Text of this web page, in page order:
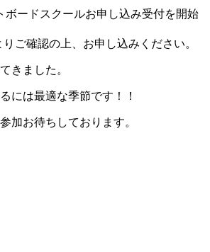
ボードスクールお申し込み受付を開始
りご確認の上、お申し込みください。
きました。
には最適な季節です！！
加お待ちしております。